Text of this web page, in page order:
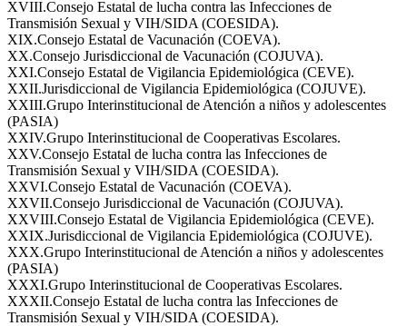
XVIII.Consejo Estatal de lucha contra las Infecciones de
Transmisión Sexual y VIH/SIDA (COESIDA).
XIX.Consejo Estatal de Vacunación (COEVA).
XX.Consejo Jurisdiccional de Vacunación (COJUVA).
XXI.Consejo Estatal de Vigilancia Epidemiológica (CEVE).
XXII.Jurisdiccional de Vigilancia Epidemiológica (COJUVE).
XXIII.Grupo Interinstitucional de Atención a niños y adolescentes
(PASIA)
XXIV.Grupo Interinstitucional de Cooperativas Escolares.
XXV.Consejo Estatal de lucha contra las Infecciones de
Transmisión Sexual y VIH/SIDA (COESIDA).
XXVI.Consejo Estatal de Vacunación (COEVA).
XXVII.Consejo Jurisdiccional de Vacunación (COJUVA).
XXVIII.Consejo Estatal de Vigilancia Epidemiológica (CEVE).
XXIX.Jurisdiccional de Vigilancia Epidemiológica (COJUVE).
XXX.Grupo Interinstitucional de Atención a niños y adolescentes
(PASIA)
XXXI.Grupo Interinstitucional de Cooperativas Escolares.
XXXII.Consejo Estatal de lucha contra las Infecciones de
Transmisión Sexual y VIH/SIDA (COESIDA).